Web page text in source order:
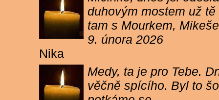
duhovým mostem už
tam s Mourkem,
9. února 2026
Nika
Medy, ta je pro Tebe.
věčně spícího. Byl to